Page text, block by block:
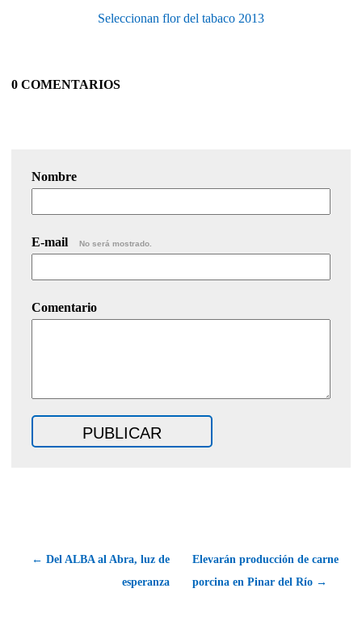
Seleccionan flor del tabaco 2013
0 COMENTARIOS
Nombre
E-mail No será mostrado.
Comentario
← Del ALBA al Abra, luz de
esperanza
Elevarán producción de carne
porcina en Pinar del Río →